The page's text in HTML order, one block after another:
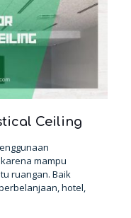
Ceiling
mampu
ruangan. Baik
hotel,